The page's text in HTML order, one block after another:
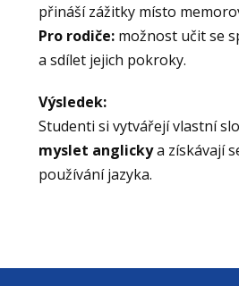
přináší zážitky místo
Pro rodiče:možnost učit se
a sdílet jejich pokroky.
Výsledek:
Studenti si vytvářejí vlastní
myslet anglickya získávají
používání jazyka.